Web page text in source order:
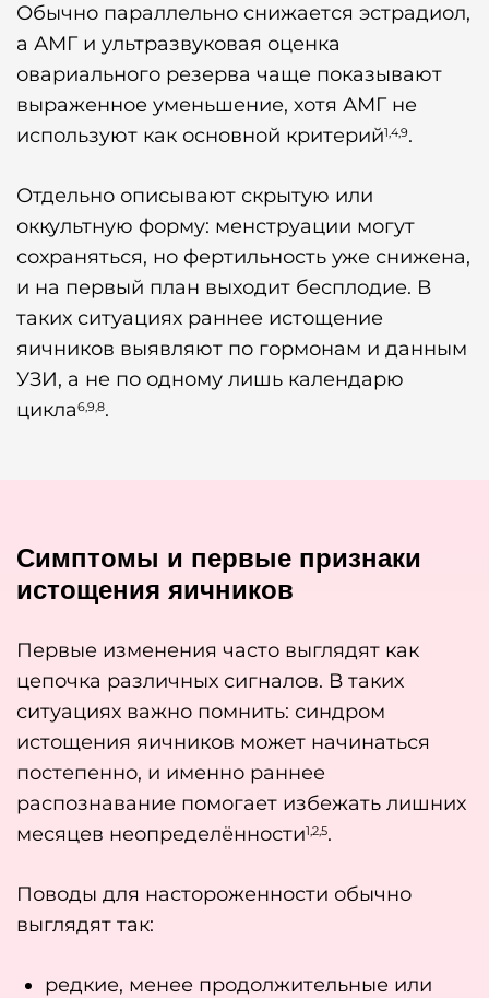
Обычно параллельно снижается эстрадиол,
а АМГ и ультразвуковая оценка
овариального резерва чаще показывают
выраженное уменьшение, хотя АМГ не
используют как основной критерий1,4,9.
Отдельно описывают скрытую или
оккультную форму: менструации могут
сохраняться, но фертильность уже снижена,
и на первый план выходит бесплодие. В
таких ситуациях раннее истощение
яичников выявляют по гормонам и данным
УЗИ, а не по одному лишь календарю
цикла6,9,8.
Симптомы и первые признаки
истощения яичников
Первые изменения часто выглядят как
цепочка различных сигналов. В таких
ситуациях важно помнить: синдром
истощения яичников может начинаться
постепенно, и именно раннее
распознавание помогает избежать лишних
месяцев неопределённости1,2,5.
Поводы для настороженности обычно
выглядят так:
редкие, менее продолжительные или